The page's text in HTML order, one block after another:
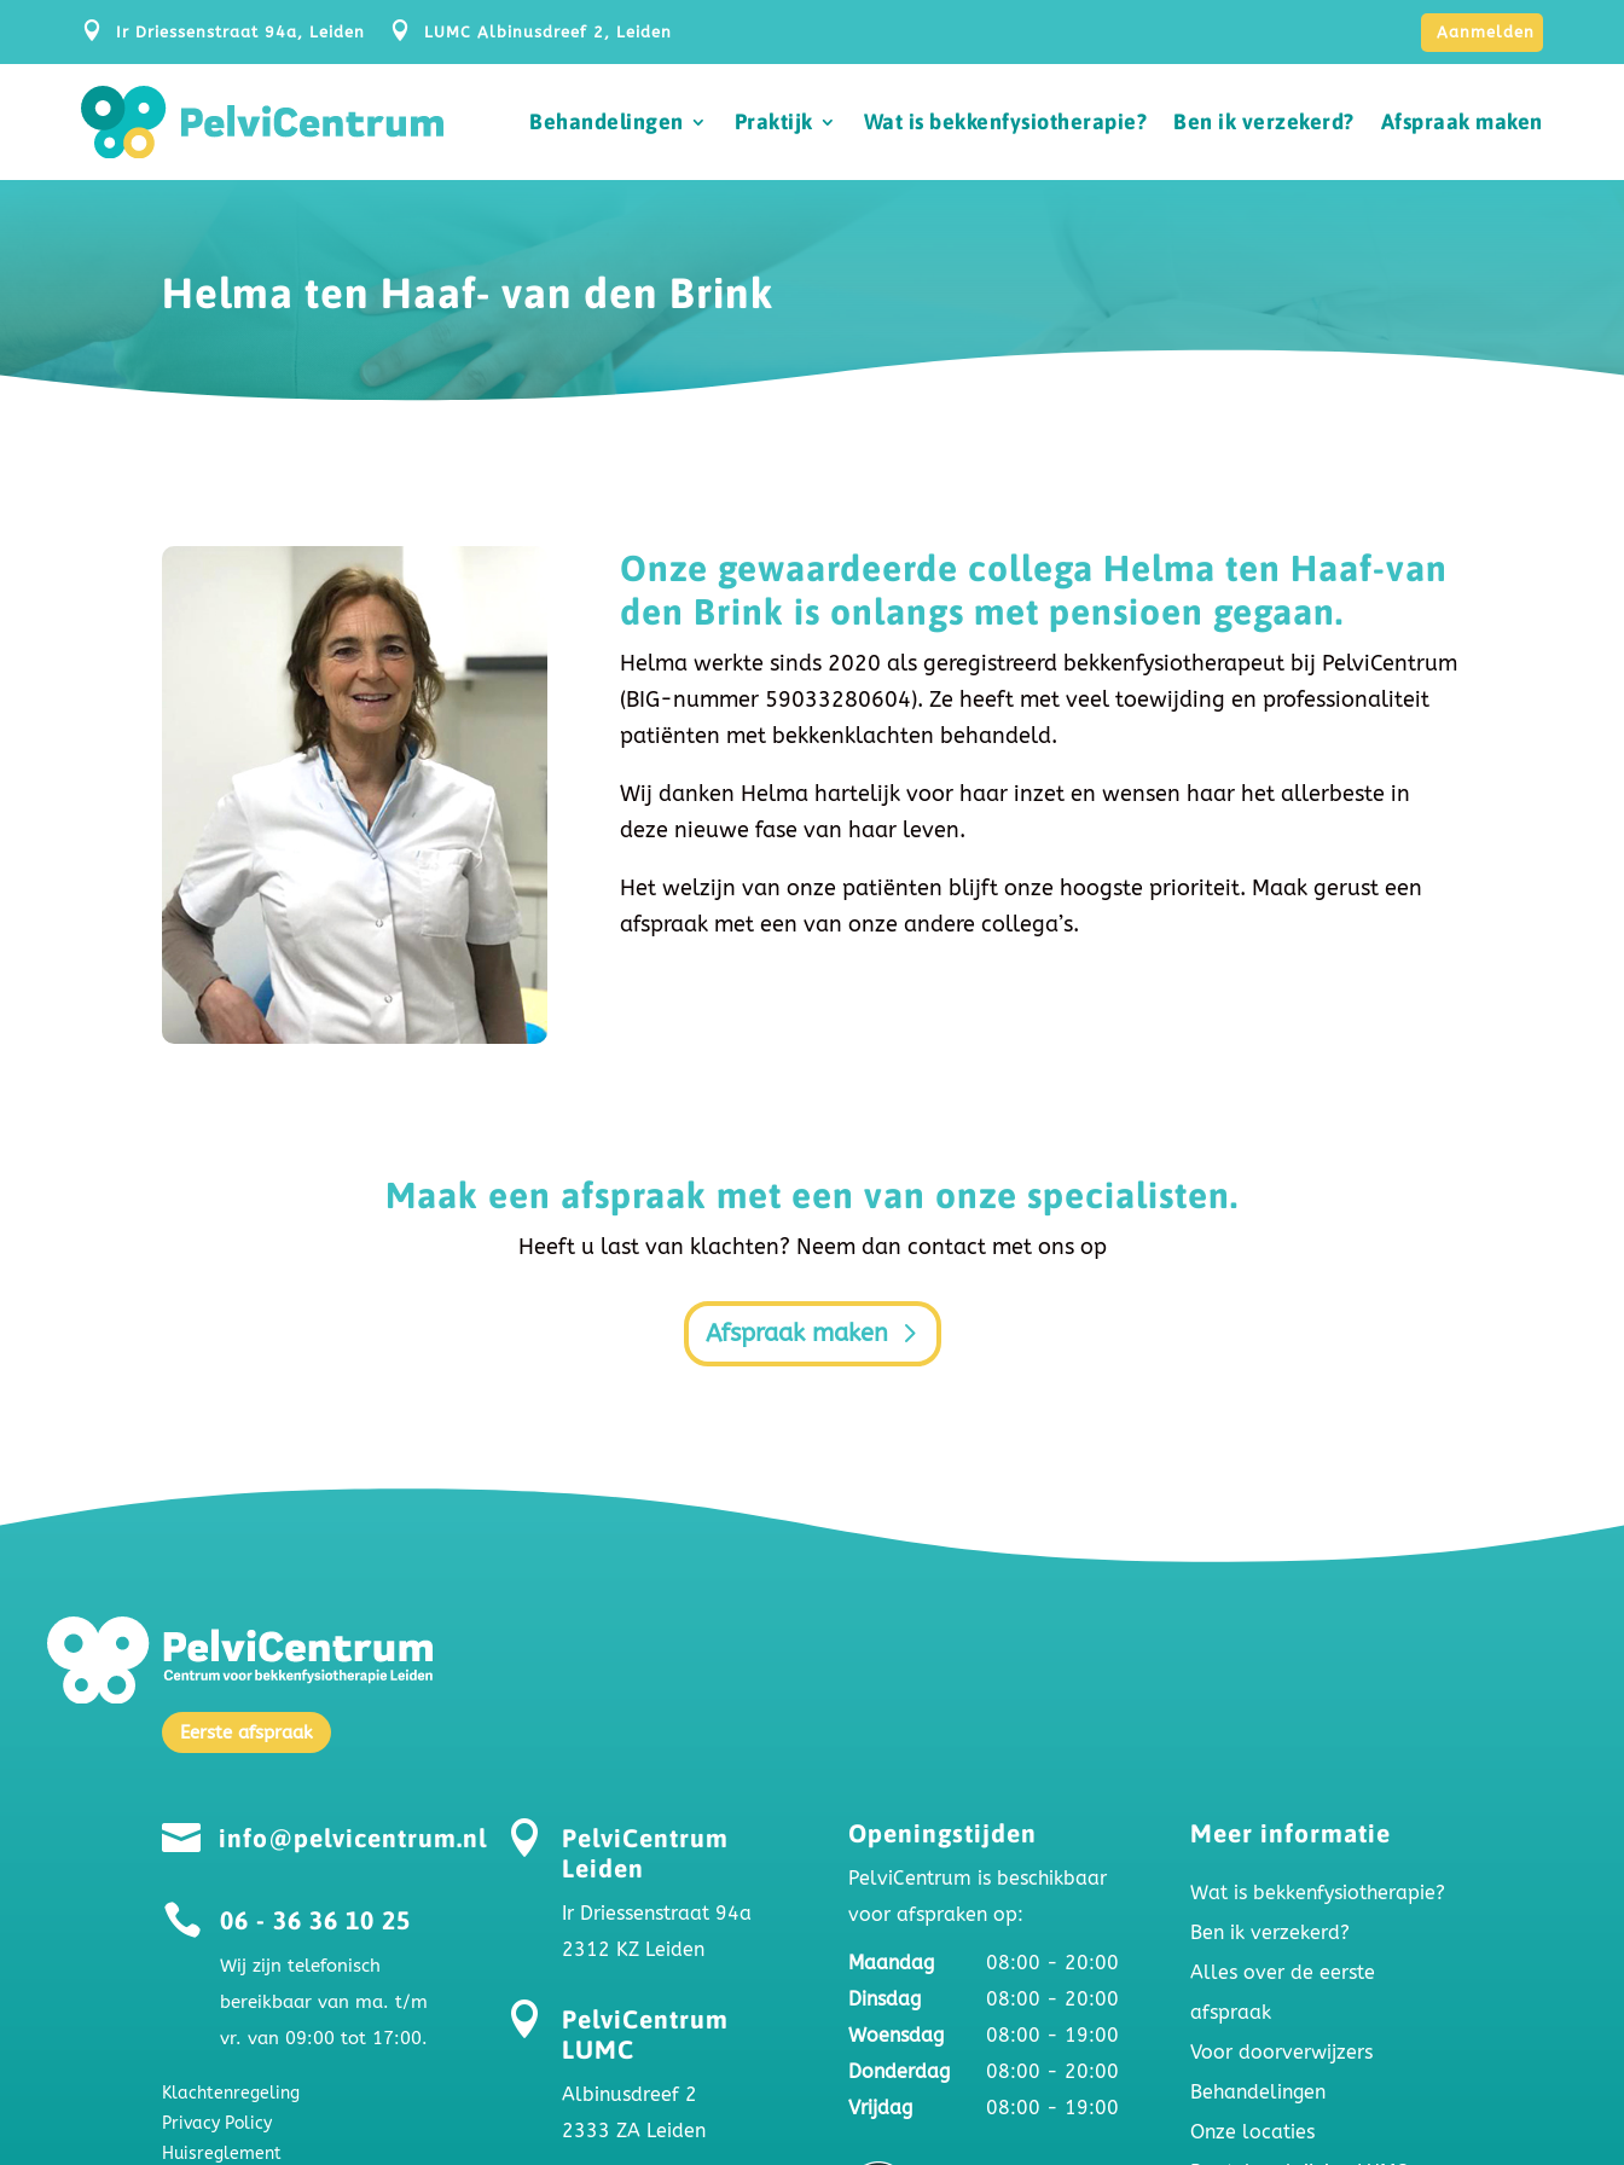
 Ir Driessenstraat 94a, Leiden  LUMC Albinusdreef 2, Leiden Aanmelden
Behandelingen Praktijk Wat is bekkenfysiotherapie? Ben ik verzekerd? Afspraak maken
Helma ten Haaf- van den Brink
Onze gewaardeerde collega Helma ten Haaf-van
den Brink is onlangs met pensioen gegaan.
Helma werkte sinds 2020 als geregistreerd bekkenfysiotherapeut bij PelviCentrum
(BIG-nummer 59033280604). Ze heeft met veel toewijding en professionaliteit
patiënten met bekkenklachten behandeld.
Wij danken Helma hartelijk voor haar inzet en wensen haar het allerbeste in
deze nieuwe fase van haar leven.
Het welzijn van onze patiënten blijft onze hoogste prioriteit. Maak gerust een
afspraak met een van onze andere collega’s.
Maak een afspraak met een van onze specialisten.
Heeft u last van klachten? Neem dan contact met ons op
Afspraak maken
Eerste afspraak
 info@pelvicentrum.nl
 06 - 36 36 10 25
Wij zijn telefonisch
bereikbaar van ma. t/m
vr. van 09:00 tot 17:00.
Klachtenregeling
Privacy Policy
Huisreglement

PelviCentrum
Leiden
Ir Driessenstraat 94a
2312 KZ Leiden

PelviCentrum
LUMC
Albinusdreef 2
2333 ZA Leiden
Openingstijden
PelviCentrum is beschikbaar
voor afspraken op:
Maandag
08:00 - 20:00
Dinsdag
08:00 - 20:00
Woensdag
08:00 - 19:00
Donderdag
08:00 - 20:00
Vrijdag
08:00 - 19:00
Meer informatie
Wat is bekkenfysiotherapie?
Ben ik verzekerd?
Alles over de eerste
afspraak
Voor doorverwijzers
Behandelingen
Onze locaties